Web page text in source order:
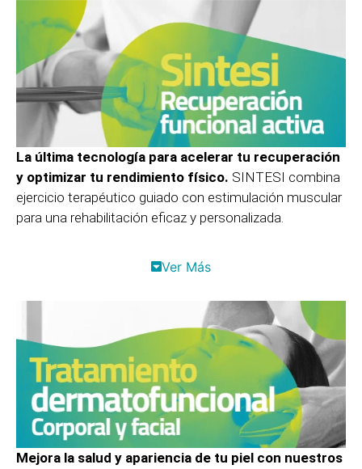
La última tecnología para acelerar tu recuperación
y optimizar tu rendimiento físico. SINTESI combina
ejercicio terapéutico guiado con estimulación muscular
para una rehabilitación eficaz y personalizada.
Ver Más
Mejora la salud y apariencia de tu piel con nuestros